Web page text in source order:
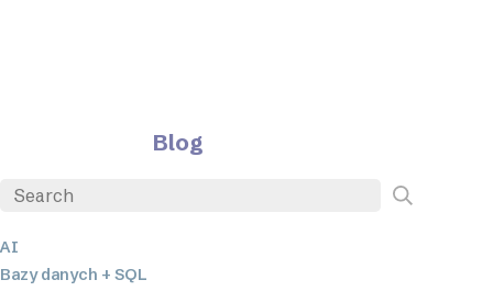
Blog
AI
Bazy danych + SQL